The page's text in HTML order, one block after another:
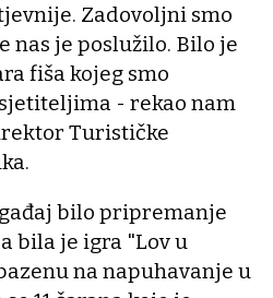
Zadovoljni smo
nas je poslužilo. Bilo je
fiša kojeg smo
- rekao nam
Turističke
bilo pripremanje
bila je igra "Lov u
na napuhavanje u